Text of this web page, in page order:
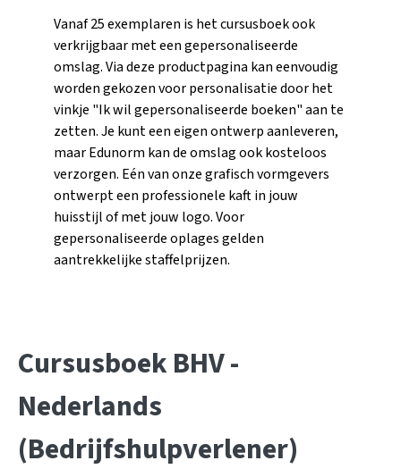
Vanaf 25 exemplaren is het cursusboek ook
verkrijgbaar met een gepersonaliseerde
omslag. Via deze productpagina kan eenvoudig
worden gekozen voor personalisatie door het
vinkje "Ik wil gepersonaliseerde boeken" aan te
zetten. Je kunt een eigen ontwerp aanleveren,
maar Edunorm kan de omslag ook kosteloos
verzorgen. Eén van onze grafisch vormgevers
ontwerpt een professionele kaft in jouw
huisstijl of met jouw logo. Voor
gepersonaliseerde oplages gelden
aantrekkelijke staffelprijzen.
Cursusboek BHV -
Nederlands
(Bedrijfshulpverlener)